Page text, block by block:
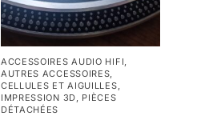
ACCESSOIRES AUDIO HIFI
AUTRES ACCESSOIRES
CELLULES ET AIGUILLES
IMPRESSION 3D
PIÈCES
DÉTACHÉES